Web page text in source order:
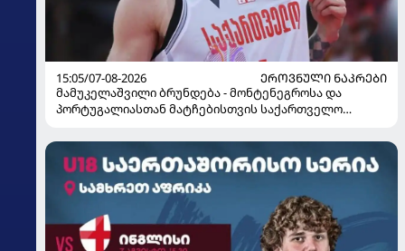
15:05/07-08-2026
ᲔᲠᲝᲕᲜᲣᲚᲘ ᲜᲐᲙᲠᲔᲑᲘ
მამუკელაშვილი ბრუნდება - მონტენეგროსა და
პორტუგალიასთან მატჩებისთვის საქართველო